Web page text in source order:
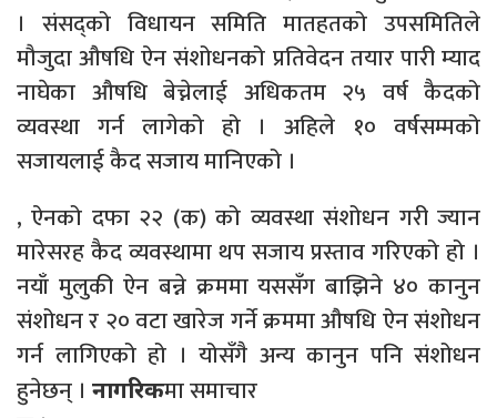
। संसद्को विधायन समिति मातहतको उपसमितिले
मौजुदा औषधि ऐन संशोधनको प्रतिवेदन तयार पारी म्याद
नाघेका औषधि बेच्नेलाई अधिकतम २५ वर्ष कैदको
व्यवस्था गर्न लागेको हो । अहिले १० वर्षसम्मको
सजायलाई कैद सजाय मानिएको ।
, ऐनको दफा २२ (क) को व्यवस्था संशोधन गरी ज्यान
मारेसरह कैद व्यवस्थामा थप सजाय प्रस्ताव गरिएको हो ।
नयाँ मुलुकी ऐन बन्ने क्रममा यससँग बाझिने ४० कानुन
संशोधन र २० वटा खारेज गर्ने क्रममा औषधि ऐन संशोधन
गर्न लागिएको हो । योसँगै अन्य कानुन पनि संशोधन
हुनेछन् । नागरिकमा समाचार